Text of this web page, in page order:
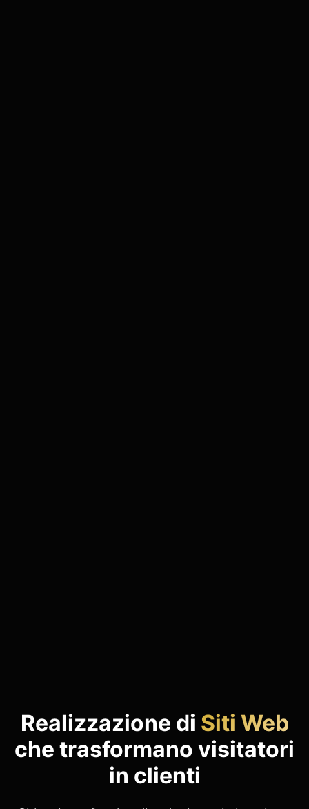
Realizzazione di Siti Web
che trasformano visitatori
in clienti